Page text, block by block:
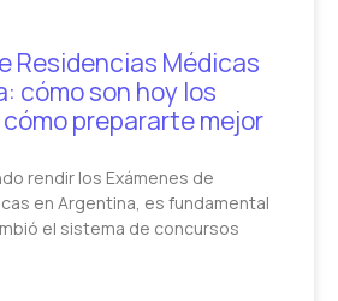
Residencias Médicas
cómo son hoy los
prepararte mejor
rendir los Exámenes de
en Argentina, es fundamental
el sistema de concursos